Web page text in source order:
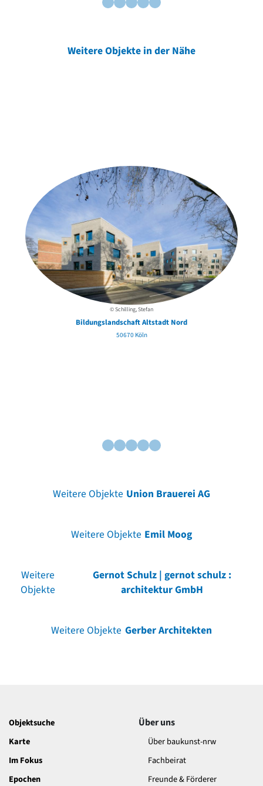
Weitere Objekte in der Nähe
© Schilling, Stefan
Bildungslandschaft Altstadt Nord
50670 Köln
Weitere Objekte Union Brauerei AG
Weitere Objekte Emil Moog
Weitere
Objekte
Gernot Schulz | gernot schulz :
architektur GmbH
Weitere Objekte Gerber Architekten
Objektsuche
Karte
Im Fokus
Epochen
Über uns
Über baukunst-nrw
Fachbeirat
Freunde & Förderer